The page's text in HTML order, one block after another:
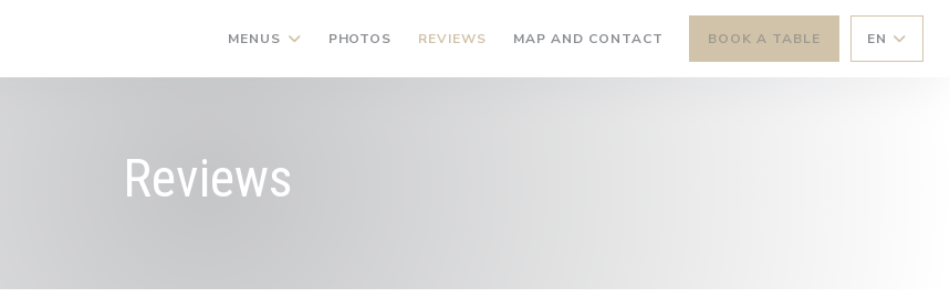
MENUS PHOTOS REVIEWS MAP AND CONTACT BOOK A TABLE EN
Reviews